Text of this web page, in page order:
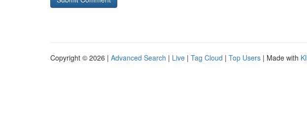
Copyright © 2026 | Advanced Search | Live | Tag Cloud | Top Users | Made with